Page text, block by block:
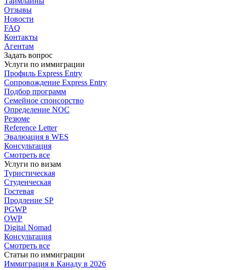
Отзывы
Новости
FAQ
Контакты
Агентам
Задать вопрос
Услуги по иммиграции
Профиль Express Entry
Сопровождение Express Entry
Подбор программ
Семейное спонсорство
Определение NOC
Резюме
Reference Letter
Эвалюация в WES
Консультация
Смотреть все
Услуги по визам
Туристическая
Студенческая
Гостевая
Продление SP
PGWP
OWP
Digital Nomad
Консультация
Смотреть все
Статьи по иммиграции
Иммиграция в Канаду в 2026